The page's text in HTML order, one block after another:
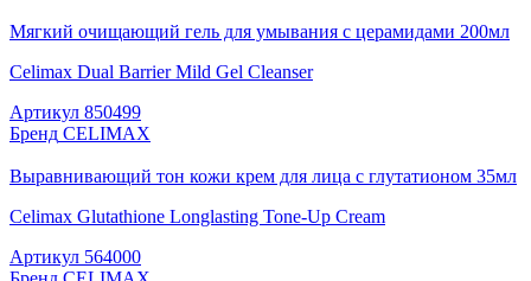
Мягкий очищающий гель для умывания с церамидами 200мл
Celimax Dual Barrier Mild Gel Cleanser
Артикул 850499
Бренд CELIMAX
Выравнивающий тон кожи крем для лица с глутатионом 35мл
Celimax Glutathione Longlasting Tone-Up Cream
Артикул 564000